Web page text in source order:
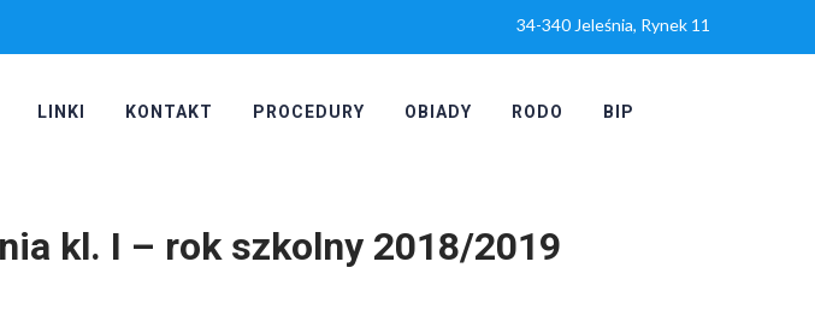
34-340 Jeleśnia, Rynek 11
LINKI KONTAKT PROCEDURY OBIADY RODO BIP
kl. I – rok szkolny 2018/2019